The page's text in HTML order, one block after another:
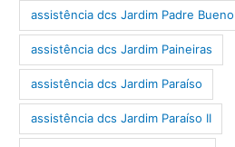
assistência dcs Jardim Padre Bueno
assistência dcs Jardim Paineiras
assistência dcs Jardim Paraíso
assistência dcs Jardim Paraíso II